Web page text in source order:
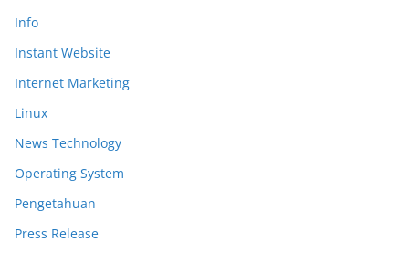
Info
Instant Website
Internet Marketing
Linux
News Technology
Operating System
Pengetahuan
Press Release